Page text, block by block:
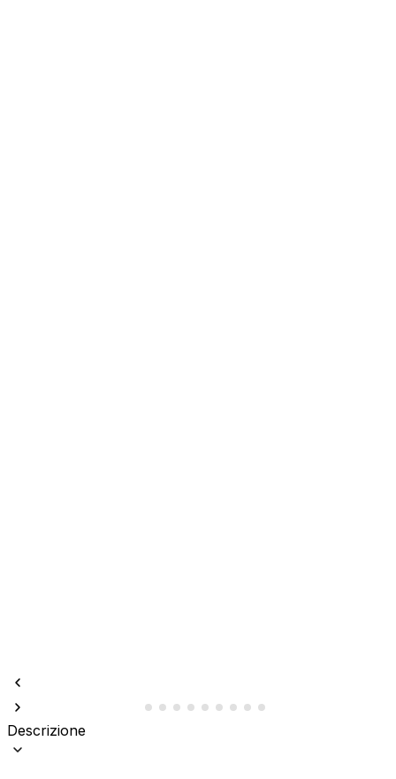
Descrizione